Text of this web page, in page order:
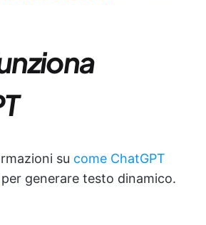
su come ChatGPT
per generare testo dinamico.